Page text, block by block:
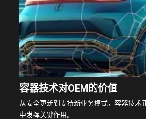
容器技术对OEM的价值
从安全更新到支持新业务模式，容器技术
中发挥关键作用。